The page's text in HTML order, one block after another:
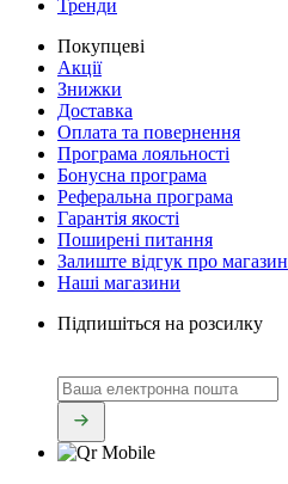
Тренди
Покупцеві
Акції
Знижки
Доставка
Оплата та повернення
Програма лояльності
Бонусна програма
Реферальна програма
Гарантія якості
Поширені питання
Залиште відгук про магазин
Наші магазини
Підпишіться на розсилку